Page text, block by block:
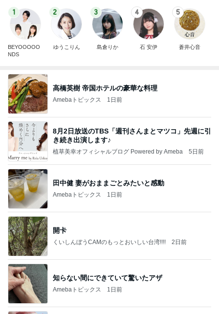
1
BEYOOOOO
NDS
2
ゆうこりん
3
島倉りか
4
石 安伊
5
蒼井心音
高橋英樹 帝国ホテルの豪華な料理
Amebaトピックス 1日前
8月2日放送のTBS「週刊さんまとマツコ」先週に引
き続き出演します♪
植草美幸オフィシャルブログ Powered by Ameba 5日前
田中健 妻がおままごとみたいと感動
Amebaトピックス 1日前
開卡
くいしんぼうCAMのもっとおいしい台湾!!!! 2日前
知らない間にできていて驚いたアザ
Amebaトピックス 1日前